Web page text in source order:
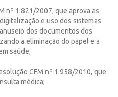
nº 1.821/2007, que aprova as
e uso dos sistemas
dos documentos dos
a eliminação do papel e a
saúde;
CFM nº 1.958/2010, que
médica;